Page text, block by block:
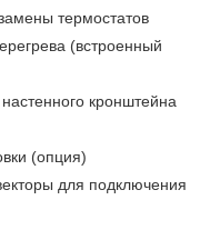
термостатов
(встроенный
кронштейна
(опция)
для подключения